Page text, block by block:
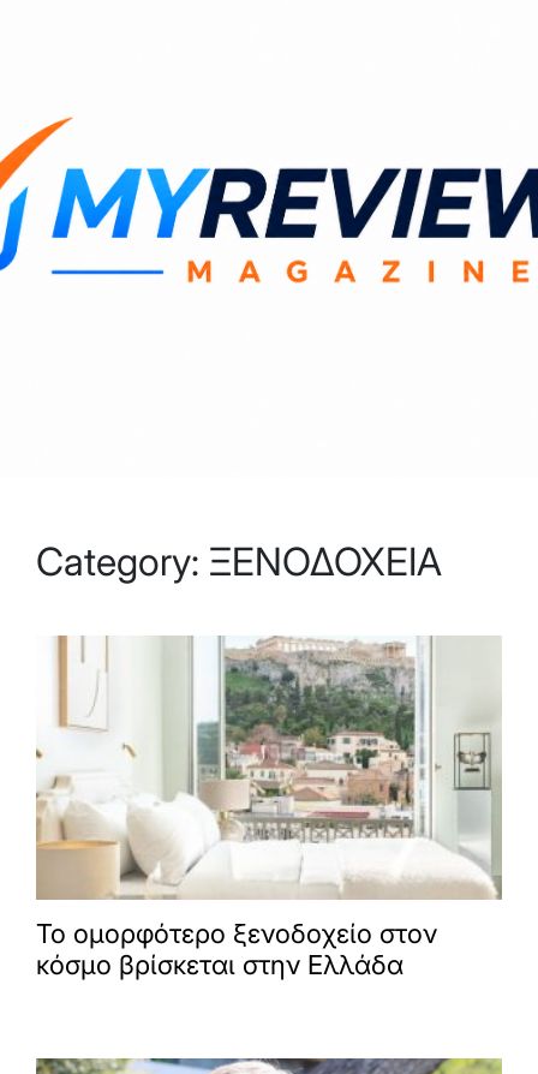
Category: ΞΕΝΟΔΟΧΕΙΑ
Το ομορφότερο ξενοδοχείο στον
κόσμο βρίσκεται στην Ελλάδα